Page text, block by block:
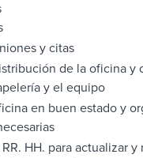
y citas
de la oficina y
y el equipo
en buen estado y
HH. para actualizar y